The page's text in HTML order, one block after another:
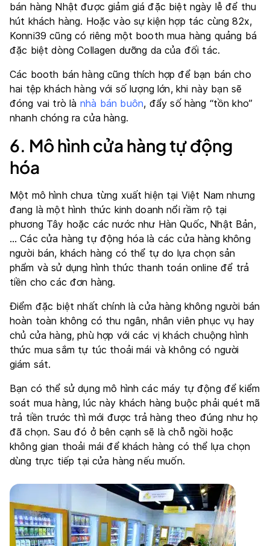
bán hàng Nhật được giảm giá đặc biệt ngày lễ để thu
hút khách hàng. Hoặc vào sự kiện hợp tác cùng 82x,
Konni39 cũng có riêng một booth mua hàng quảng bá
đặc biệt dòng Collagen dưỡng da của đối tác.
Các booth bán hàng cũng thích hợp để bạn bán cho
hai tệp khách hàng với số lượng lớn, khi này bạn sẽ
đóng vai trò là nhà bán buôn, đẩy số hàng “tồn kho”
nhanh chóng ra cửa hàng.
6. Mô hình cửa hàng tự động
hóa
Một mô hình chưa từng xuất hiện tại Việt Nam nhưng
đang là một hình thức kinh doanh nổi rầm rộ tại
phương Tây hoặc các nước như Hàn Quốc, Nhật Bản,
… Các cửa hàng tự động hóa là các cửa hàng không
người bán, khách hàng có thể tự do lựa chọn sản
phẩm và sử dụng hình thức thanh toán online để trả
tiền cho các đơn hàng.
Điểm đặc biệt nhất chính là cửa hàng không người bán
hoàn toàn không có thu ngân, nhân viên phục vụ hay
chủ cửa hàng, phù hợp với các vị khách chuộng hình
thức mua sắm tự túc thoải mái và không có người
giám sát.
Bạn có thể sử dụng mô hình các máy tự động để kiểm
soát mua hàng, lúc này khách hàng buộc phải quét mã
trả tiền trước thì mới được trả hàng theo đúng như họ
đã chọn. Sau đó ở bên cạnh sẽ là chỗ ngồi hoặc
không gian thoải mái để khách hàng có thể lựa chọn
dùng trực tiếp tại cửa hàng nếu muốn.